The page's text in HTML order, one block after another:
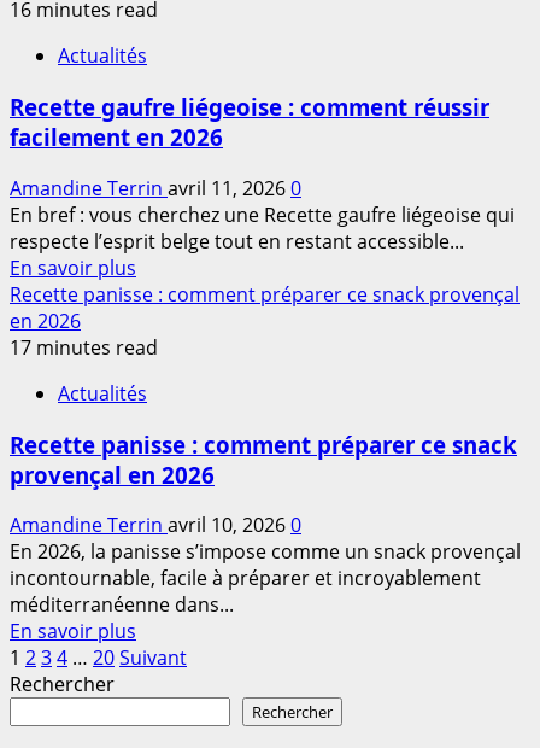
2026
sur
arrangé
:
recette
et
conseils
pour
réussir
en
16 minutes read
Actualités
Recette gaufre liégeoise : comment réussir
facilement en 2026
Amandine Terrin avril 11, 20260
En bref : vous cherchez une Recette gaufre liégeoise qui
respecte l’esprit belge tout en restant accessible...
En savoir plus
savoir
sur
gaufre
:
comment
facilement
en
2026
Recette panisse : comment préparer ce snack provençal
en 2026
17 minutes read
Actualités
Recette panisse : comment préparer ce snack
provençal en 2026
Amandine Terrin avril 10, 20260
En 2026, la panisse s’impose comme un snack provençal
incontournable, facile à préparer et incroyablement
méditerranéenne dans...
En savoir plus
savoir
Pagination
des
1 234 … 20Suivant
Rechercher
Rechercher